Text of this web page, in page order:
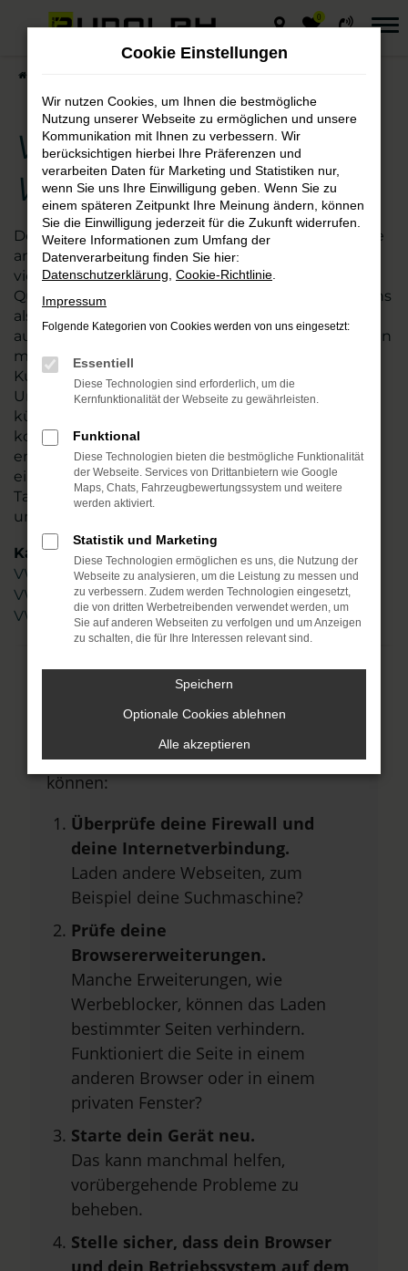
Zum
0
VW Polo – die gute
Wahl für Leipzig
Der VW Polo passt ebenso nach Leipzig wie in jede
andere Stadt. Kaum ein anderes Modell ist so
vielseitig und besticht zudem durch exzellente
Qualität. Wir vom Autohaus Rudolph verstehen uns
als Experten für die Fahrzeuge von VW und damit
auch den Polo. Seit vielen Jahren sind wir zudem an
mehreren nah gelegenen Standorten für
Kundinnen und Kunden aus Leipzig und
Umgebung tätig. Mehr als 110 Mitarbeitende
kümmern sich um Ihre Belange und beraten
kompetent und stets individuell. Sie allein
entscheiden, ob Ihr VW Polo ein Neuwagen oder
ein Gebrauchter sein soll und auch
Tageszulassungen oder Jahreswagen zählen zu
unserem Portfolio. Steigen Sie ein.
Kategorie
VW Polo Gebrauchtwagen Leipzig
VW Polo Neuwagen Leipzig
VW Polo Leipzig
Fehler: Network Error
Hier sind ein paar Tipps, die dir helfen
können:
Überprüfe deine Firewall und
deine Internetverbindung.
Laden andere Webseiten, zum
Beispiel deine Suchmaschine?
Prüfe deine
Browsererweiterungen.
Manche Erweiterungen, wie
Werbeblocker, können das Laden
bestimmter Seiten verhindern.
Funktioniert die Seite in einem
anderen Browser oder in einem
privaten Fenster?
Starte dein Gerät neu.
Das kann manchmal helfen,
vorübergehende Probleme zu
beheben.
Stelle sicher, dass dein Browser
und dein Betriebssystem auf dem
Cookie Einstellungen
Wir nutzen Cookies, um Ihnen die bestmögliche
Nutzung unserer Webseite zu ermöglichen und unsere
Kommunikation mit Ihnen zu verbessern. Wir
berücksichtigen hierbei Ihre Präferenzen und
verarbeiten Daten für Marketing und Statistiken nur,
wenn Sie uns Ihre Einwilligung geben. Wenn Sie zu
einem späteren Zeitpunkt Ihre Meinung ändern, können
Sie die Einwilligung jederzeit für die Zukunft widerrufen.
Weitere Informationen zum Umfang der
Datenverarbeitung finden Sie hier:
Datenschutzerklärung Cookie-Richtlinie
Impressum
Folgende Kategorien von Cookies werden von uns eingesetzt:
Essentiell
Diese Technologien sind erforderlich, um die
Kernfunktionalität der Webseite zu gewährleisten.
Funktional
Diese Technologien bieten die bestmögliche Funktionalität
der Webseite. Services von Drittanbietern wie Google
Maps, Chats, Fahrzeugbewertungssystem und weitere
werden aktiviert.
Statistik und Marketing
Diese Technologien ermöglichen es uns, die Nutzung der
Webseite zu analysieren, um die Leistung zu messen und
zu verbessern. Zudem werden Technologien eingesetzt,
die von dritten Werbetreibenden verwendet werden, um
Sie auf anderen Webseiten zu verfolgen und um Anzeigen
zu schalten, die für Ihre Interessen relevant sind.
Speichern
Optionale Cookies ablehnen
Alle akzeptieren